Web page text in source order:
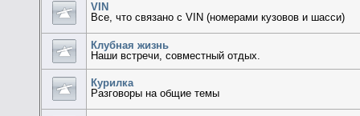
VIN
Все, что связано с VIN (номерами кузовов и шасси)
Клубная жизнь
Наши встречи, совместный отдых.
Курилка
Разговоры на общие темы